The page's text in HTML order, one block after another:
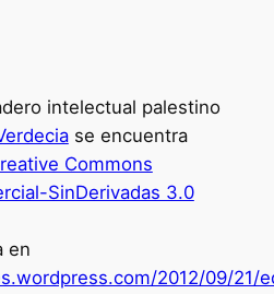
intelectual palestino
se encuentra
Commons
SinDerivadas 3.0
en
2012/09/21/